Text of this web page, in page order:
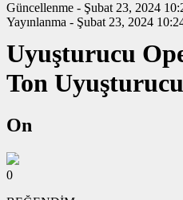
Güncellenme - Şubat 23, 2024
Yayınlanma - Şubat 23, 2024
Uyuşturucu
Ton
On
0